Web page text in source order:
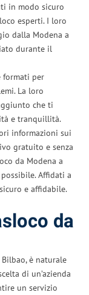
in modo sicuro
esperti. I loro
dalla Modena a
durante il
formati per
La loro
che ti
e tranquillità.
informazioni sui
gratuito e senza
da Modena a
Affidati a
e affidabile.
da
è naturale
di un’azienda
un servizio